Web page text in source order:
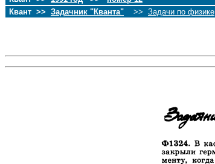
Квант >> Задачник "Кванта" >> Задачи по физике